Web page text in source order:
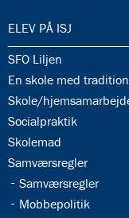
34.0:
ELEV PÅ ISJ
34.1:
SFO Liljen
34.2:
En skole med
34.3:
Skole/
34.4:
Socialpraktik
34.5:
Skolemad
34.6:
Samværsregler
34.7:
Samværsregler
34.9:
Mobbepolitik